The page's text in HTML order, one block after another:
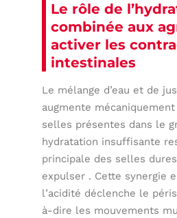
Le rôle de
combinée aux
activer les
intestinales
Le mélange d’eau et de
augmente
selles présentes dans le
hydratation insuffisante
principale des selles
expulser . Cette synergie
l’acidité déclenche le
à-dire les mouvements